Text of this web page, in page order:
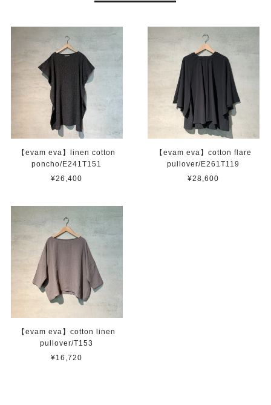
【evam eva】linen cotton
poncho/E241T151
¥26,400
【evam eva】cotton flare
pullover/E261T119
¥28,600
【evam eva】cotton linen
pullover/T153
¥16,720